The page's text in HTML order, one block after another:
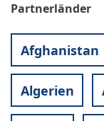
Partnerländer
Afghanistan
Algerien